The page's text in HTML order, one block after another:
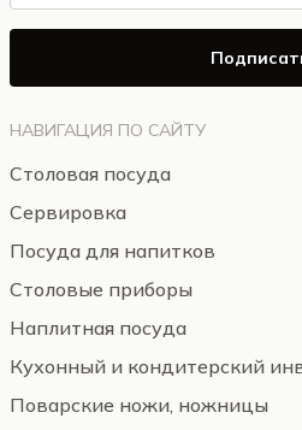
НАВИГАЦИЯ ПО САЙТУ
Столовая посуда
Сервировка
Посуда для напитков
Столовые приборы
Наплитная посуда
Кухонный и кондитерский
Поварские ножи, ножницы